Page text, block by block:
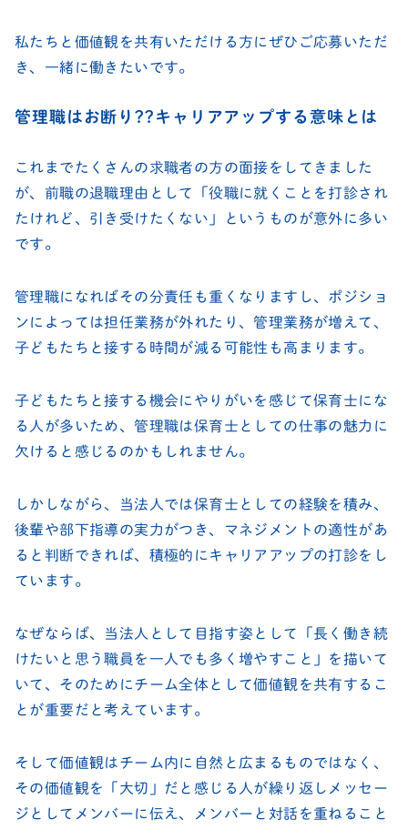
私たちと価値観を共有いただける方にぜひご応募いただ
き、一緒に働きたいです。
管理職はお断り??キャリアアップする意味とは
これまでたくさんの求職者の方の面接をしてきました
が、前職の退職理由として「役職に就くことを打診され
たけれど、引き受けたくない」というものが意外に多い
です。
管理職になればその分責任も重くなりますし、ポジショ
ンによっては担任業務が外れたり、管理業務が増えて、
子どもたちと接する時間が減る可能性も高まります。
子どもたちと接する機会にやりがいを感じて保育士にな
る人が多いため、管理職は保育士としての仕事の魅力に
欠けると感じるのかもしれません。
しかしながら、当法人では保育士としての経験を積み、
後輩や部下指導の実力がつき、マネジメントの適性があ
ると判断できれば、積極的にキャリアアップの打診をし
ています。
なぜならば、当法人として目指す姿として「長く働き続
けたいと思う職員を一人でも多く増やすこと」を描いて
いて、そのためにチーム全体として価値観を共有するこ
とが重要だと考えています。
そして価値観はチーム内に自然と広まるものではなく、
その価値観を「大切」だと感じる人が繰り返しメッセー
ジとしてメンバーに伝え、メンバーと対話を重ねること